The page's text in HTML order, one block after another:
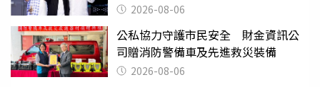
2026-08-06
公私協力守護市民安全 財金資訊公
司贈消防警備車及先進救災裝備
2026-08-06